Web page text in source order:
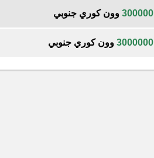
300000 وون كوري جنوبي
3000000 وون كوري جنوبي